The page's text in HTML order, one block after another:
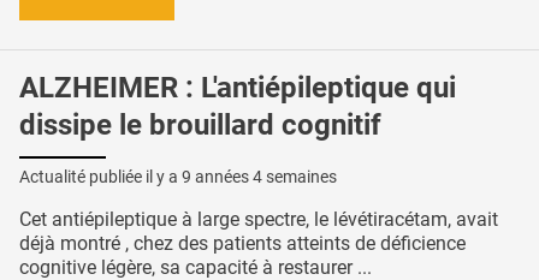
ALZHEIMER : L'antiépileptique qui
dissipe le brouillard cognitif
Actualité publiée il y a 9 années 4 semaines
Cet antiépileptique à large spectre, le lévétiracétam, avait
déjà montré , chez des patients atteints de déficience
cognitive légère, sa capacité à restaurer ...